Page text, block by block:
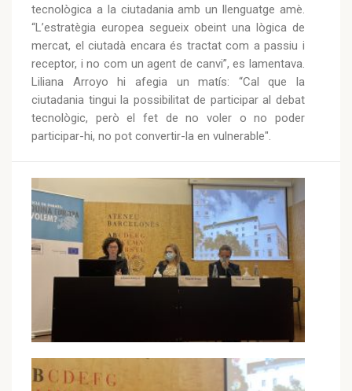
tecnològica a la ciutadania amb un llenguatge amè.
“L’estratègia europea segueix obeint una lògica de
mercat, el ciutadà encara és tractat com a passiu i
receptor, i no com un agent de canvi”, es lamentava.
Liliana Arroyo hi afegia un matís: “Cal que la
ciutadania tingui la possibilitat de participar al debat
tecnològic, però el fet de no voler o no poder
participar-hi, no pot convertir-la en vulnerable".